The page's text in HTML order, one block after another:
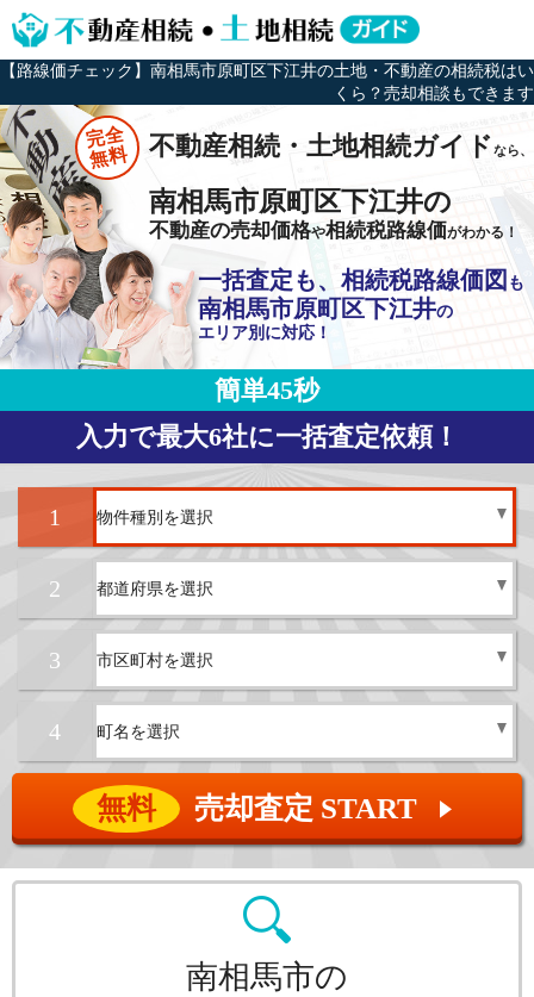
【路線価チェック】南相馬市原町区下江井の土地・不動産の相続税はい
くら？売却相談もできます
完全
無料 不動産相続・土地相続ガイドなら、
南相馬市原町区下江井の
不動産の売却価格や相続税路線価がわかる！
一括査定も、相続税路線価図 も
南相馬市原町区下江井の
エリア別に対応！
簡単45秒
入力で最大6社に一括査定依頼！
1
2
3
4
無料 売却査定 START ▲
南相馬市の